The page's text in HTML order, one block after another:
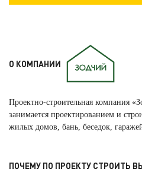
О КОМПАНИИ
Проектно-строительная компания
занимается проектированием и
жилых домов, бань, беседок,
ПОЧЕМУ ПО ПРОЕКТУ СТРОИТЬ